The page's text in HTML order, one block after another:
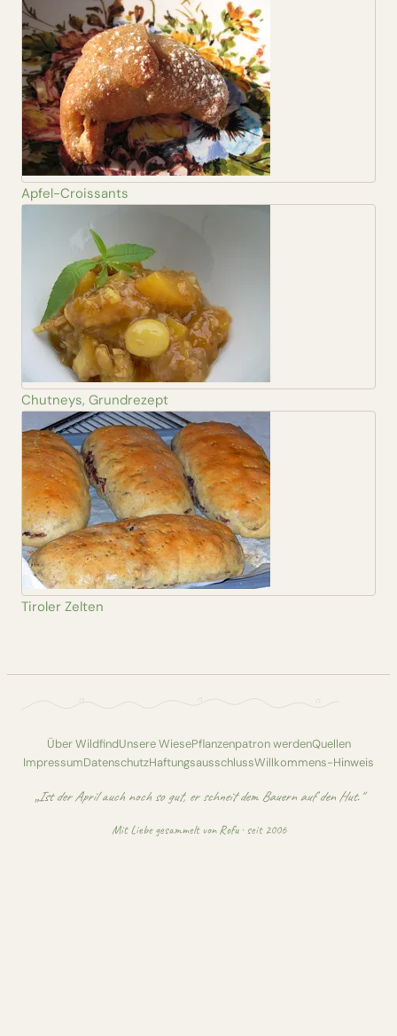
Apfel-Croissants
Chutneys, Grundrezept
Tiroler Zelten
Über WildfindUnsere WiesePflanzenpatron werdenQuellen
ImpressumDatenschutzHaftungsausschlussWillkommens-Hinweis
„Ist der April auch noch so gut, er schneit dem Bauern auf den Hut."
Mit Liebe gesammelt vonRofu· seit 2006